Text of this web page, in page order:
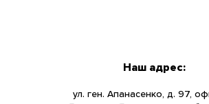
Наш адрес:
ул. ген. Апанасенко, д. 97,